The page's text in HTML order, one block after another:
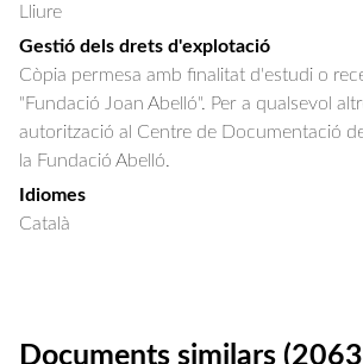
Lliure
Gestió dels drets d'explotació
Còpia permesa amb finalitat d'estudi o
"Fundació Joan Abelló". Per a qualsevol
autorització al Centre de Documentació
la Fundació Abelló.
Idiomes
Català
Documents similars